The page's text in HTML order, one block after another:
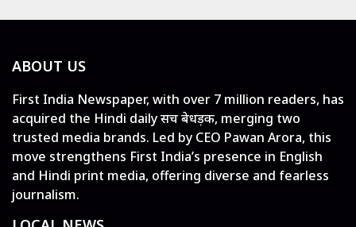
ABOUT US
First India Newspaper, with over 7 million readers, has
acquired the Hindi daily सच बेधड़क, merging two
trusted media brands. Led by CEO Pawan Arora, this
move strengthens First India’s presence in English
and Hindi print media, offering diverse and fearless
journalism.